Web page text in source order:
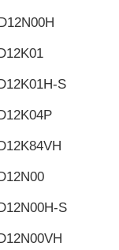
S
S